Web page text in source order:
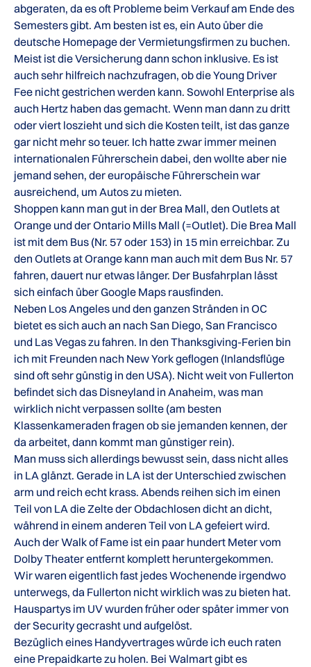
abgeraten, da es oft Probleme beim Verkauf am Ende des
Semesters gibt. Am besten ist es, ein Auto über die
deutsche Homepage der Vermietungsfirmen zu buchen.
Meist ist die Versicherung dann schon inklusive. Es ist
auch sehr hilfreich nachzufragen, ob die Young Driver
Fee nicht gestrichen werden kann. Sowohl Enterprise als
auch Hertz haben das gemacht. Wenn man dann zu dritt
oder viert loszieht und sich die Kosten teilt, ist das ganze
gar nicht mehr so teuer. Ich hatte zwar immer meinen
internationalen Führerschein dabei, den wollte aber nie
jemand sehen, der europäische Führerschein war
ausreichend, um Autos zu mieten.
Shoppen kann man gut in der Brea Mall, den Outlets at
Orange und der Ontario Mills Mall (=Outlet). Die Brea Mall
ist mit dem Bus (Nr. 57 oder 153) in 15 min erreichbar. Zu
den Outlets at Orange kann man auch mit dem Bus Nr. 57
fahren, dauert nur etwas länger. Der Busfahrplan lässt
sich einfach über Google Maps rausfinden.
Neben Los Angeles und den ganzen Stränden in OC
bietet es sich auch an nach San Diego, San Francisco
und Las Vegas zu fahren. In den Thanksgiving-Ferien bin
ich mit Freunden nach New York geflogen (Inlandsflüge
sind oft sehr günstig in den USA). Nicht weit von Fullerton
befindet sich das Disneyland in Anaheim, was man
wirklich nicht verpassen sollte (am besten
Klassenkameraden fragen ob sie jemanden kennen, der
da arbeitet, dann kommt man günstiger rein).
Man muss sich allerdings bewusst sein, dass nicht alles
in LA glänzt. Gerade in LA ist der Unterschied zwischen
arm und reich echt krass. Abends reihen sich im einen
Teil von LA die Zelte der Obdachlosen dicht an dicht,
während in einem anderen Teil von LA gefeiert wird.
Auch der Walk of Fame ist ein paar hundert Meter vom
Dolby Theater entfernt komplett heruntergekommen.
Wir waren eigentlich fast jedes Wochenende irgendwo
unterwegs, da Fullerton nicht wirklich was zu bieten hat.
Hauspartys im UV wurden früher oder später immer von
der Security gecrasht und aufgelöst.
Bezüglich eines Handyvertrages würde ich euch raten
eine Prepaidkarte zu holen. Bei Walmart gibt es